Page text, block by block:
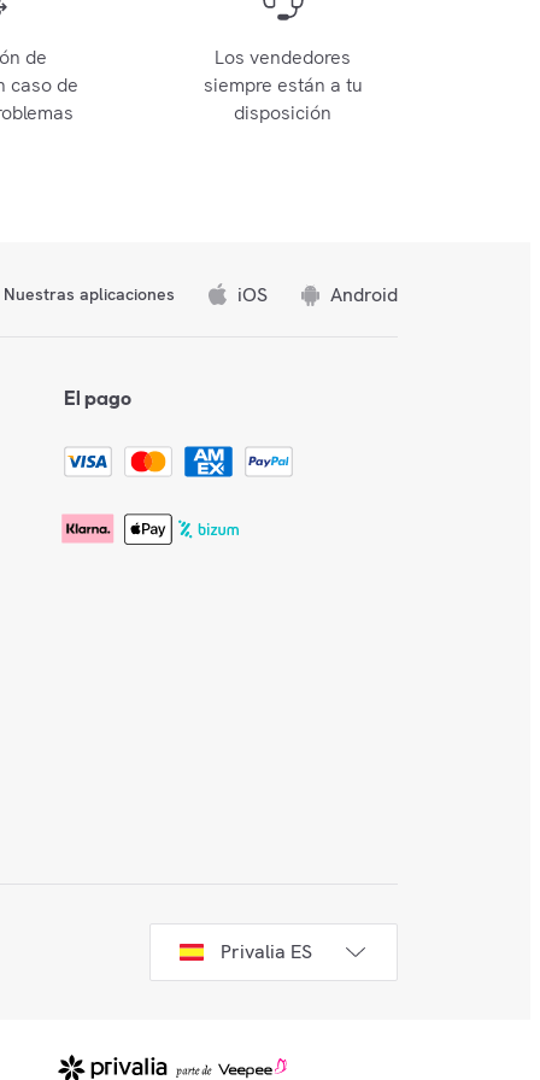
de
caso de
Los vendedores
siempre están a tu
disposición
Nuestras aplicaciones iOS Android
El pago
Privalia ES